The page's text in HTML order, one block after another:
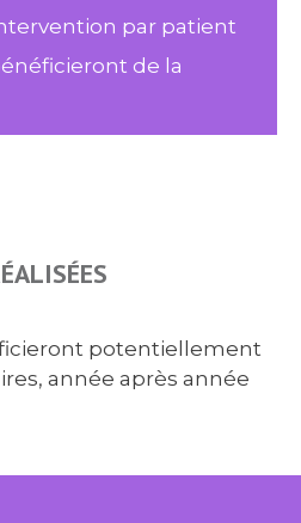
par patient
de la
potentiellement
année après année